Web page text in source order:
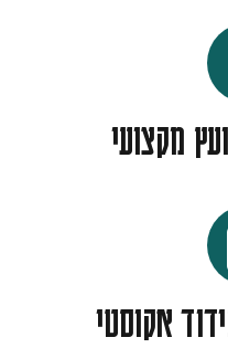
מקצועי
אקוסטי